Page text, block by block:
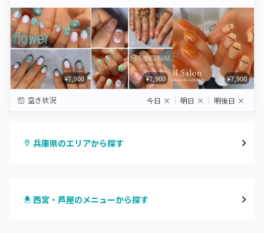
¥7,900 ¥7,900 ¥7,900
空き状況 今日 × 明日 × 明後日 ×
兵庫県のエリアから探す
尼崎・塚口・武庫之荘
西宮・芦屋のメニューから探す